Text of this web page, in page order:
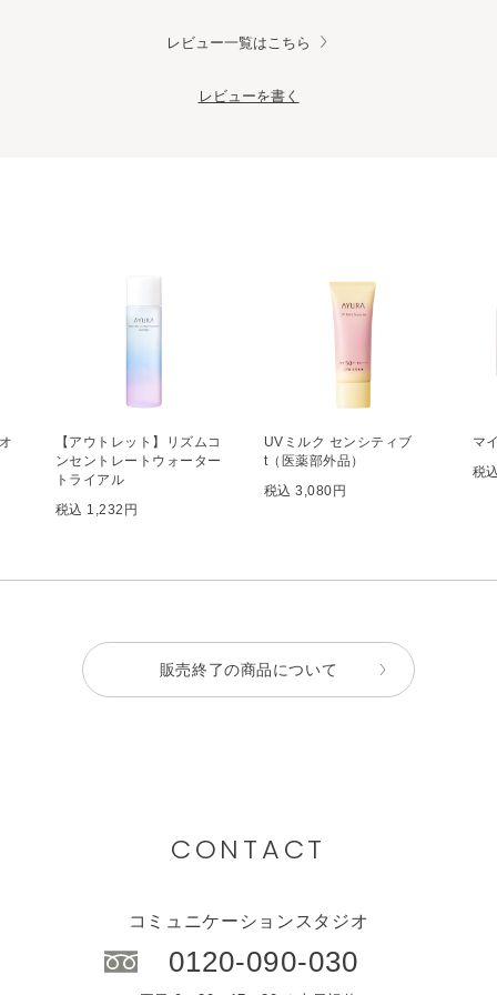
レビュー一覧はこちら
レビューを書く
【アウトレット】リズムコ
ンセントレートウォーター
トライアル
税込 1,232円
UVミルク センシティブ
t（医薬部外品）
税込 3,080円
マ
税
販売終了の商品について
CONTACT
コミュニケーションスタジオ
0120-090-030